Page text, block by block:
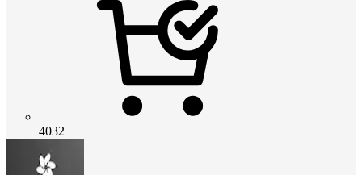
4032